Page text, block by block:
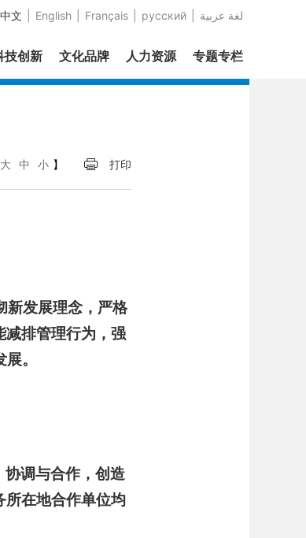
中文 English Français русский عربية‎ لغة
技创新 文化品牌 人力资源 专题专栏
大 中 小 】 打印
新发展理念，严格
减排管理行为，强
。
协调与合作，创造
所在地合作单位均